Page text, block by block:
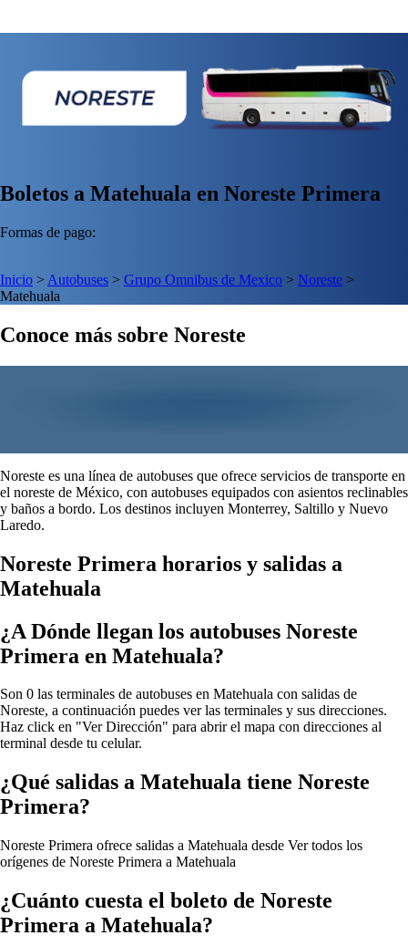
Boletos a Matehuala en Noreste Primera
Formas de pago:
Inicio > Autobuses > Grupo Omnibus de Mexico > Noreste >
Matehuala
Conoce más sobre Noreste
Noreste es una línea de autobuses que ofrece servicios de transporte en
el noreste de México, con autobuses equipados con asientos reclinables
y baños a bordo. Los destinos incluyen Monterrey, Saltillo y Nuevo
Laredo.
Noreste Primera horarios y salidas a
Matehuala
¿A Dónde llegan los autobuses Noreste
Primera en Matehuala?
Son 0 las terminales de autobuses en Matehuala con salidas de
Noreste, a continuación puedes ver las terminales y sus direcciones.
Haz click en "Ver Dirección" para abrir el mapa con direcciones al
terminal desde tu celular.
¿Qué salidas a Matehuala tiene Noreste
Primera?
Noreste Primera ofrece salidas a Matehuala desde Ver todos los
orígenes de Noreste Primera a Matehuala
¿Cuánto cuesta el boleto de Noreste
Primera a Matehuala?